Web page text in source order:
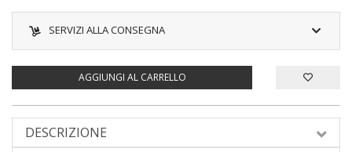
SERVIZI ALLA CONSEGNA
AGGIUNGI AL CARRELLO
DESCRIZIONE